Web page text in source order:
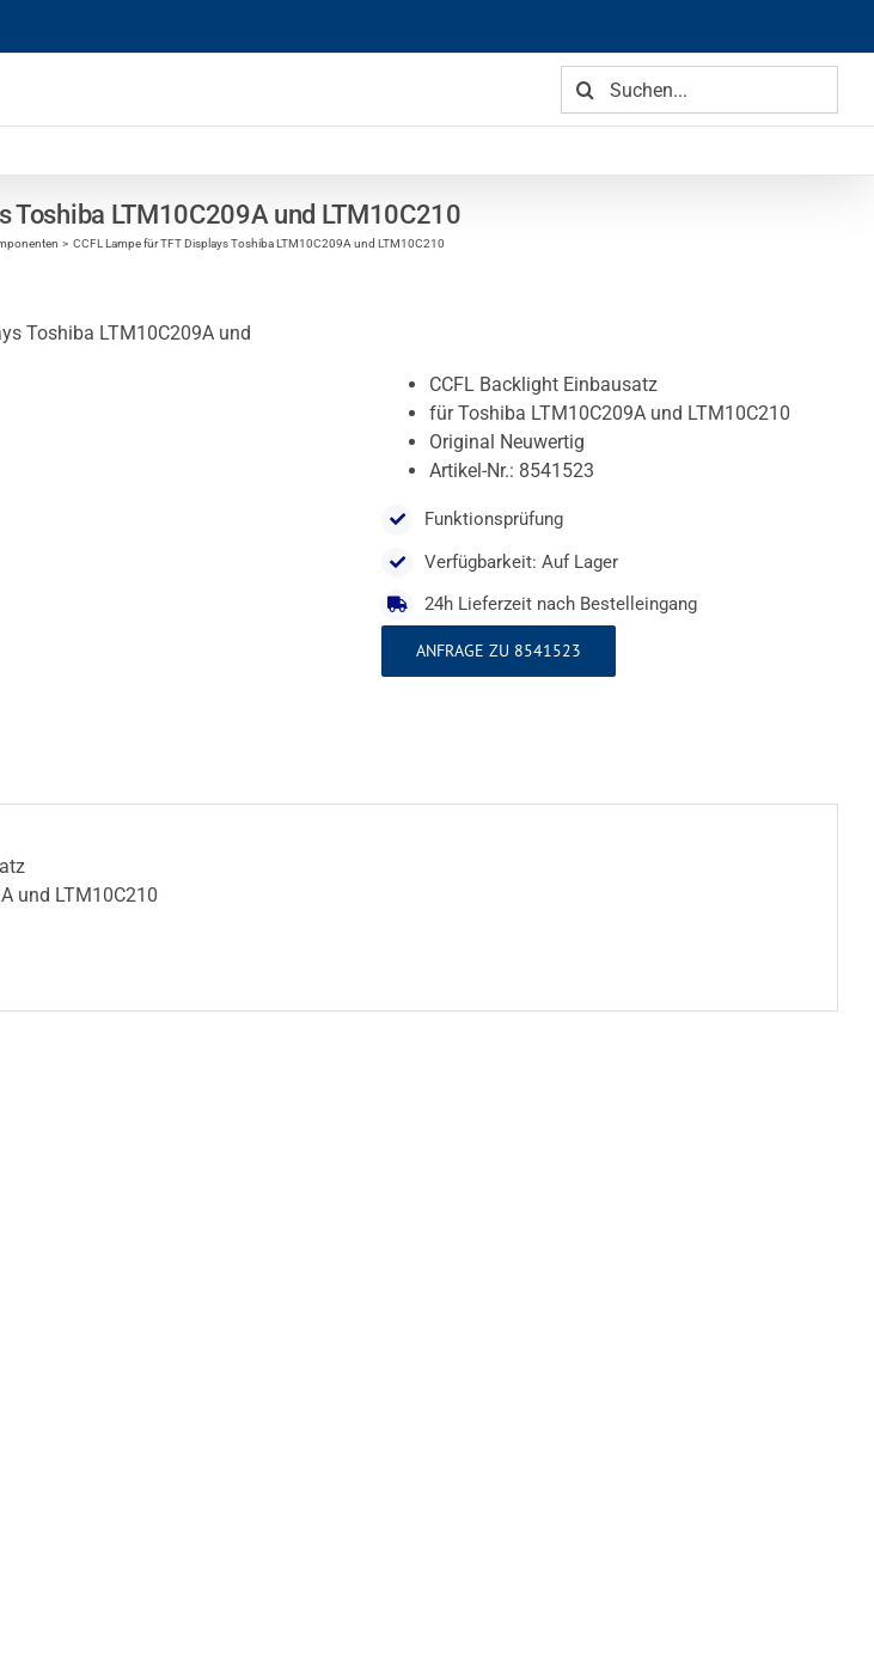
Suche
nach:
Toshiba LTM10C209A und LTM10C210
CCFL Lampe für TFT Displays Toshiba LTM10C209A und LTM10C210
CCFL Backlight Einbausatz
für Toshiba LTM10C209A und LTM10C210
Original Neuwertig
Artikel-Nr.: 8541523
Funktionsprüfung
Verfügbarkeit: Auf Lager
24h Lieferzeit nach Bestelleingang
ANFRAGE ZU 8541523
und LTM10C210